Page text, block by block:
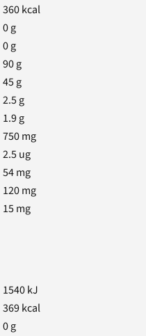
360kcal
0g
0g
90g
45g
2.5g
1.9g
750mg
2.5ug
54mg
120mg
15mg
1540kJ
369kcal
0g